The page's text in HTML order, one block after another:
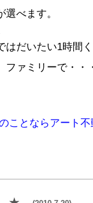
べます。
だいたい1時間
ァミリーで・・
ことならアート